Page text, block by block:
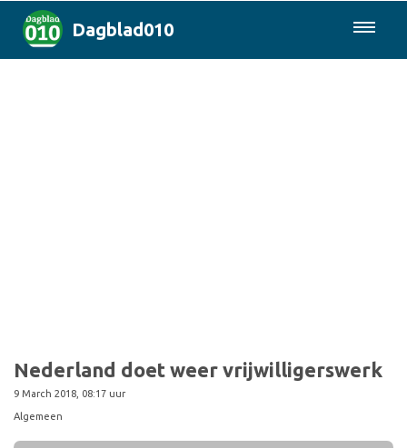
Dagblad010
Nederland doet weer vrijwilligerswerk
9 March 2018, 08:17 uur
Algemeen